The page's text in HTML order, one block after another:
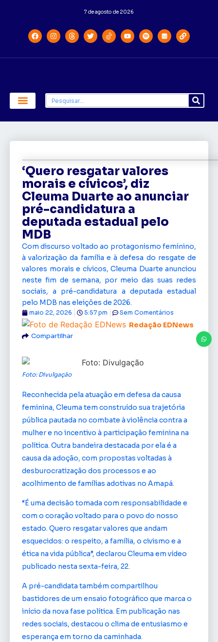
7 de agosto de 2026
‘Quero resgatar valores
morais e cívicos’, diz
Cleuma Duarte ao anunciar
pré-candidatura a
deputada estadual pelo
MDB
Com discurso voltado ao protagonismo feminino,
à valorização da família e à defesa do resgate de
valores morais e cívicos, Cleuma Duarte anunciou
neste fim de semana, por meio das suas redes
sociais, a pré-candidatura a deputada estadual
pelo MDB nas eleições de 2026.
Redação EDNews
maio 22, 2026 5:57 pm Sem Comentários
Compartilhar
Foto: Divulgação
Reconhecida pela atuação em defesa da causa
feminina, Cleuma tem construído sua trajetória
pública pautada no combate à violência contra a
mulher e no incentivo à participação feminina na
política. Outra bandeira destacada por ela é a
causa da adoção, com propostas voltadas à
desburocratização dos processos e ao
acolhimento de famílias adotivas no Amapá.
“É uma decisão tomada com responsabilidade e
com o coração voltado para o povo do nosso
estado. Quero resgatar valores que andam
esquecidos: o respeito, a família, o civismo e a
ética na vida pública”, declarou Cleuma em vídeo
publicado nesta sexta-feira, 22.
A pré-candidata também compartilhou
bastidores de um ensaio fotográfico que marca o
início da nova fase política. Em publicação nas
redes sociais, destacou o clima de entusiasmo e
esperança em torno da caminhada.